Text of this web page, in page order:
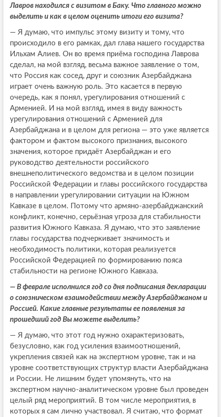
Лавров находился с визитом в Баку. Что главного можно
выделить и как в целом оценить итоги его визита?
— Я думаю, что импульс этому визиту и тому, что
происходило в его рамках, дал глава нашего государства
Ильхам Алиев. Он во время приёма господина Лаврова
сделал, на мой взгляд, весьма важное заявление о том,
что Россия как сосед, друг и союзник Азербайджана
играет очень важную роль. Это касается в первую
очередь, как я понял, урегулирования отношений с
Арменией. И на мой взгляд, имея в виду важность
урегулирования отношений с Арменией для
Азербайджана и в целом для региона — это уже является
фактором и фактом высокого признания, высокого
значения, которое придаёт Азербайджан и его
руководство деятельности российского
внешнеполитического ведомства и в целом позиции
Российской Федерации и главы российского государства
в направлении урегулировании ситуации на Южном
Кавказе в целом. Потому что армяно-азербайджанский
конфликт, конечно, серьёзная угроза для стабильности
развития Южного Кавказа. Я думаю, что это заявление
главы государства подчеркивает значимость и
необходимость политики, которая реализуется
Российской Федерацией по формированию пояса
стабильности на регионе Южного Кавказа.
— В феврале исполнился год со дня подписания декларации
о союзническом взаимодействии между Азербайджаном и
Россией. Какие главные результаты ее появления за
прошедший год Вы можете выделить?
— Я думаю, что этот год нужно охарактеризовать,
безусловно, как год усиления взаимоотношений,
укрепления связей как на экспертном уровне, так и на
уровне соответствующих структур власти Азербайджана
и России. Не лишним будет упомянуть, что на
экспертном научно-аналитическом уровне был проведен
целый ряд мероприятий. В том числе мероприятия, в
которых я сам лично участвовал. Я считаю, что формат